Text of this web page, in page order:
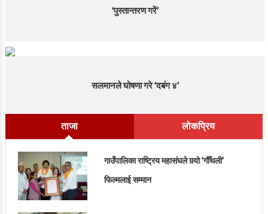
‘पुस्तान्तरण गरें’
सलमानले घोषणा गरे ‘दबंग ४’
ताजा लोकप्रिय
गाउँपालिका राष्ट्रिय महासंघले गर्‍यो ‘गौँथली’
फिल्मलाई सम्मान